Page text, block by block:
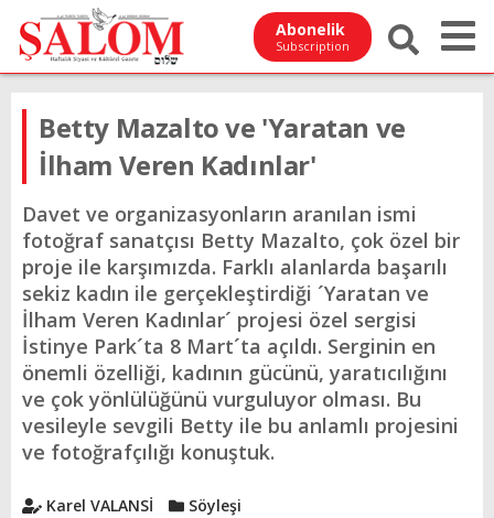
Abonelik
Subscription
Betty Mazalto ve 'Yaratan ve
İlham Veren Kadınlar'
Davet ve organizasyonların aranılan ismi
fotoğraf sanatçısı Betty Mazalto, çok özel bir
proje ile karşımızda. Farklı alanlarda başarılı
sekiz kadın ile gerçekleştirdiği ´Yaratan ve
İlham Veren Kadınlar´ projesi özel sergisi
İstinye Park´ta 8 Mart´ta açıldı. Serginin en
önemli özelliği, kadının gücünü, yaratıcılığını
ve çok yönlülüğünü vurguluyor olması. Bu
vesileyle sevgili Betty ile bu anlamlı projesini
ve fotoğrafçılığı konuştuk.
Karel VALANSİ
Söyleşi